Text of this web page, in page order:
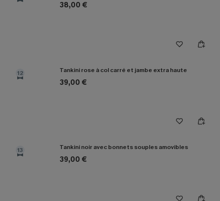
38,00 €
12 Tankini rose à col carré et jambe extra haute
39,00 €
13 Tankini noir avec bonnets souples amovibles
39,00 €